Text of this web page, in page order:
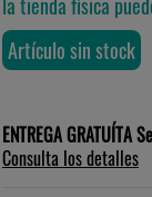
Artículo sin stock
ENTREGA
Consulta los detalles